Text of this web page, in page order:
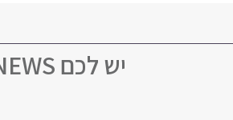
יש לכם NEWS?